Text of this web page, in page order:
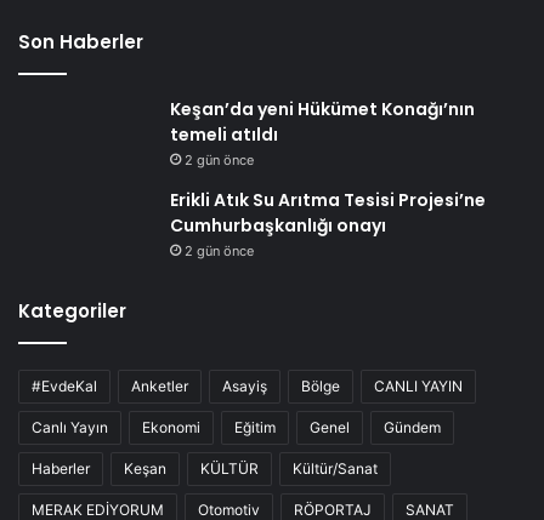
Son Haberler
Keşan’da yeni Hükümet Konağı’nın
temeli atıldı
2 gün önce
Erikli Atık Su Arıtma Tesisi Projesi’ne
Cumhurbaşkanlığı onayı
2 gün önce
Kategoriler
#EvdeKal Anketler Asayiş Bölge CANLI YAYIN
Canlı Yayın Ekonomi Eğitim Genel Gündem
Haberler Keşan KÜLTÜR Kültür/Sanat
MERAK EDİYORUM Otomotiv RÖPORTAJ SANAT